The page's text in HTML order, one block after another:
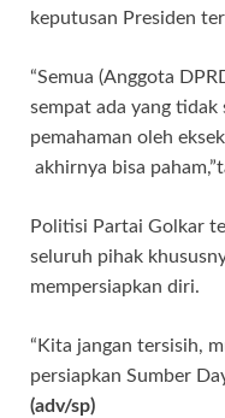
keputusan Presiden
“Semua (Anggota
sempat ada yang
pemahaman oleh
akhirnya bisa
Politisi Partai Golkar
seluruh pihak
mempersiapkan diri.
“Kita jangan tersisih,
persiapkan Sumber
(adv/sp)